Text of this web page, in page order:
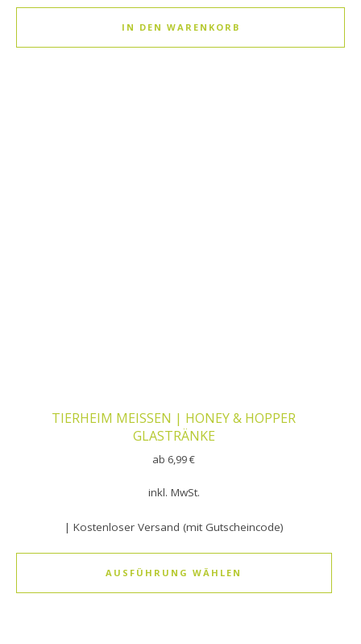
IN DEN WARENKORB
TIERHEIM MEISSEN | HONEY & HOPPER
GLASTRÄNKE
ab 6,99€
inkl. MwSt.
| Kostenloser Versand (mit Gutscheincode)
AUSFÜHRUNG WÄHLEN